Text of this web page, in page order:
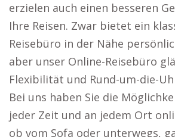
erzielen auch einen besseren
Ihre Reisen. Zwar bietet ein
Reisebüro in der Nähe
aber unser Online-Reisebüro
Flexibilität und Rund-um-die-
Bei uns haben Sie die
jeder Zeit und an jedem Ort
ob vom Sofa oder unterwegs,